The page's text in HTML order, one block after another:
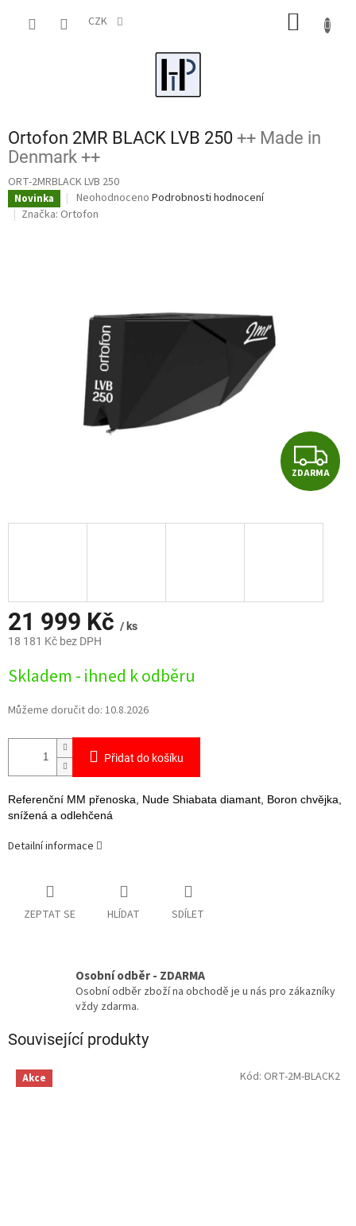
CZK
Ortofon 2MR BLACK LVB 250 ++ Made in
Denmark ++
ORT-2MRBLACK LVB 250
Novinka
Průměrné
hodnocení
Neohodnoceno Podrobnosti hodnocení
Značka: Ortofon
Z
D
ZDARMA
21 999 Kč / ks
18 181 Kč bez DPH
cena:
Skladem - ihned k odběru
Můžeme doručit do: 10.8.2026
Přidat do košíku
Referenční MM přenoska, Nude Shiabata diamant, Boron chvějka,
snížená a odlehčená
Detailní informace
ZEPTAT SE HLÍDAT SDÍLET
Osobní odběr - ZDARMA
Osobní odběr zboží na obchodě je u nás pro zákazníky
vždy zdarma.
Související produkty
Akce Kód: ORT-2M-BLACK2